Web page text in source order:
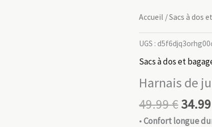
Accueil /Sacs à dos
UGS :
Sacs à dos et
Harnais de
49.99€34.99
•Confort longue